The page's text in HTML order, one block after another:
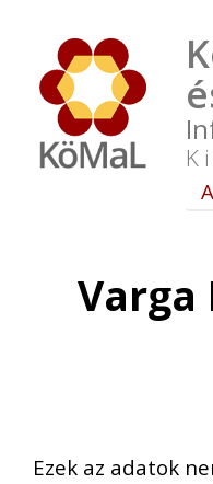
Varga
Ezek az adatok